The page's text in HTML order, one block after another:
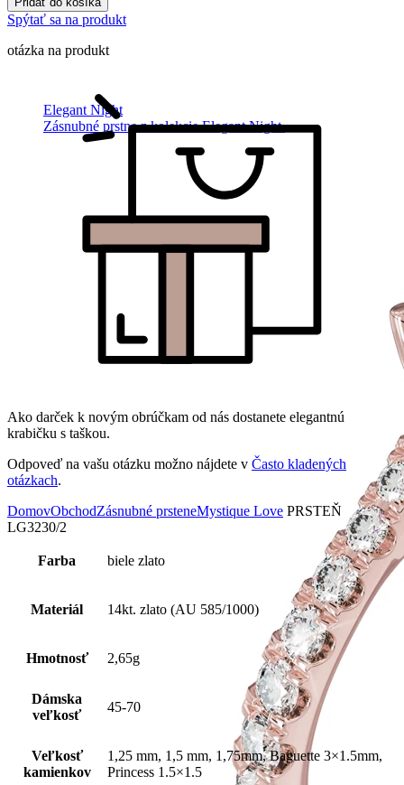
Elegant Night
Zásnubné prstne z kolekcie Elegant Night.
Spýtať sa na produkt
otázka na produkt
Ako darček k novým obrúčkam od nás dostanete elegantnú
krabičku s taškou.
Odpoveď na vašu otázku možno nájdete v Často kladených
otázkach.
DomovObchodZásnubné prsteneMystique Love PRSTEŇ
LG3230/2
Farba biele zlato
Materiál 14kt. zlato (AU 585/1000)
Hmotnosť 2,65g
Dámska
veľkosť
45-70
Veľkosť
kamienkov
1,25 mm, 1,5 mm, 1,75mm, Baguette 3×1.5mm,
Princess 1.5×1.5